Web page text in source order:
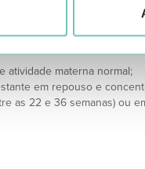
de difícil objetivação, o
alarme, tais como:
a gestante em repouso e
atividade materna normal;
em repouso e
as 22 e 36 semanas) ou